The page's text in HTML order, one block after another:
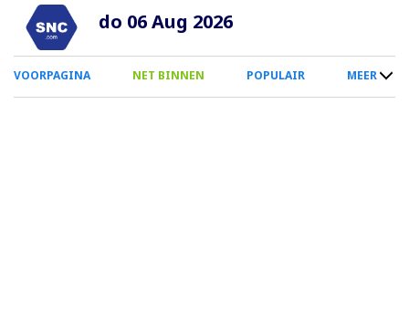
Overslaan
naar
inhoud
do 06 Aug 2026
0
Smartphone
VOORPAGINA NET BINNEN POPULAIR MEER